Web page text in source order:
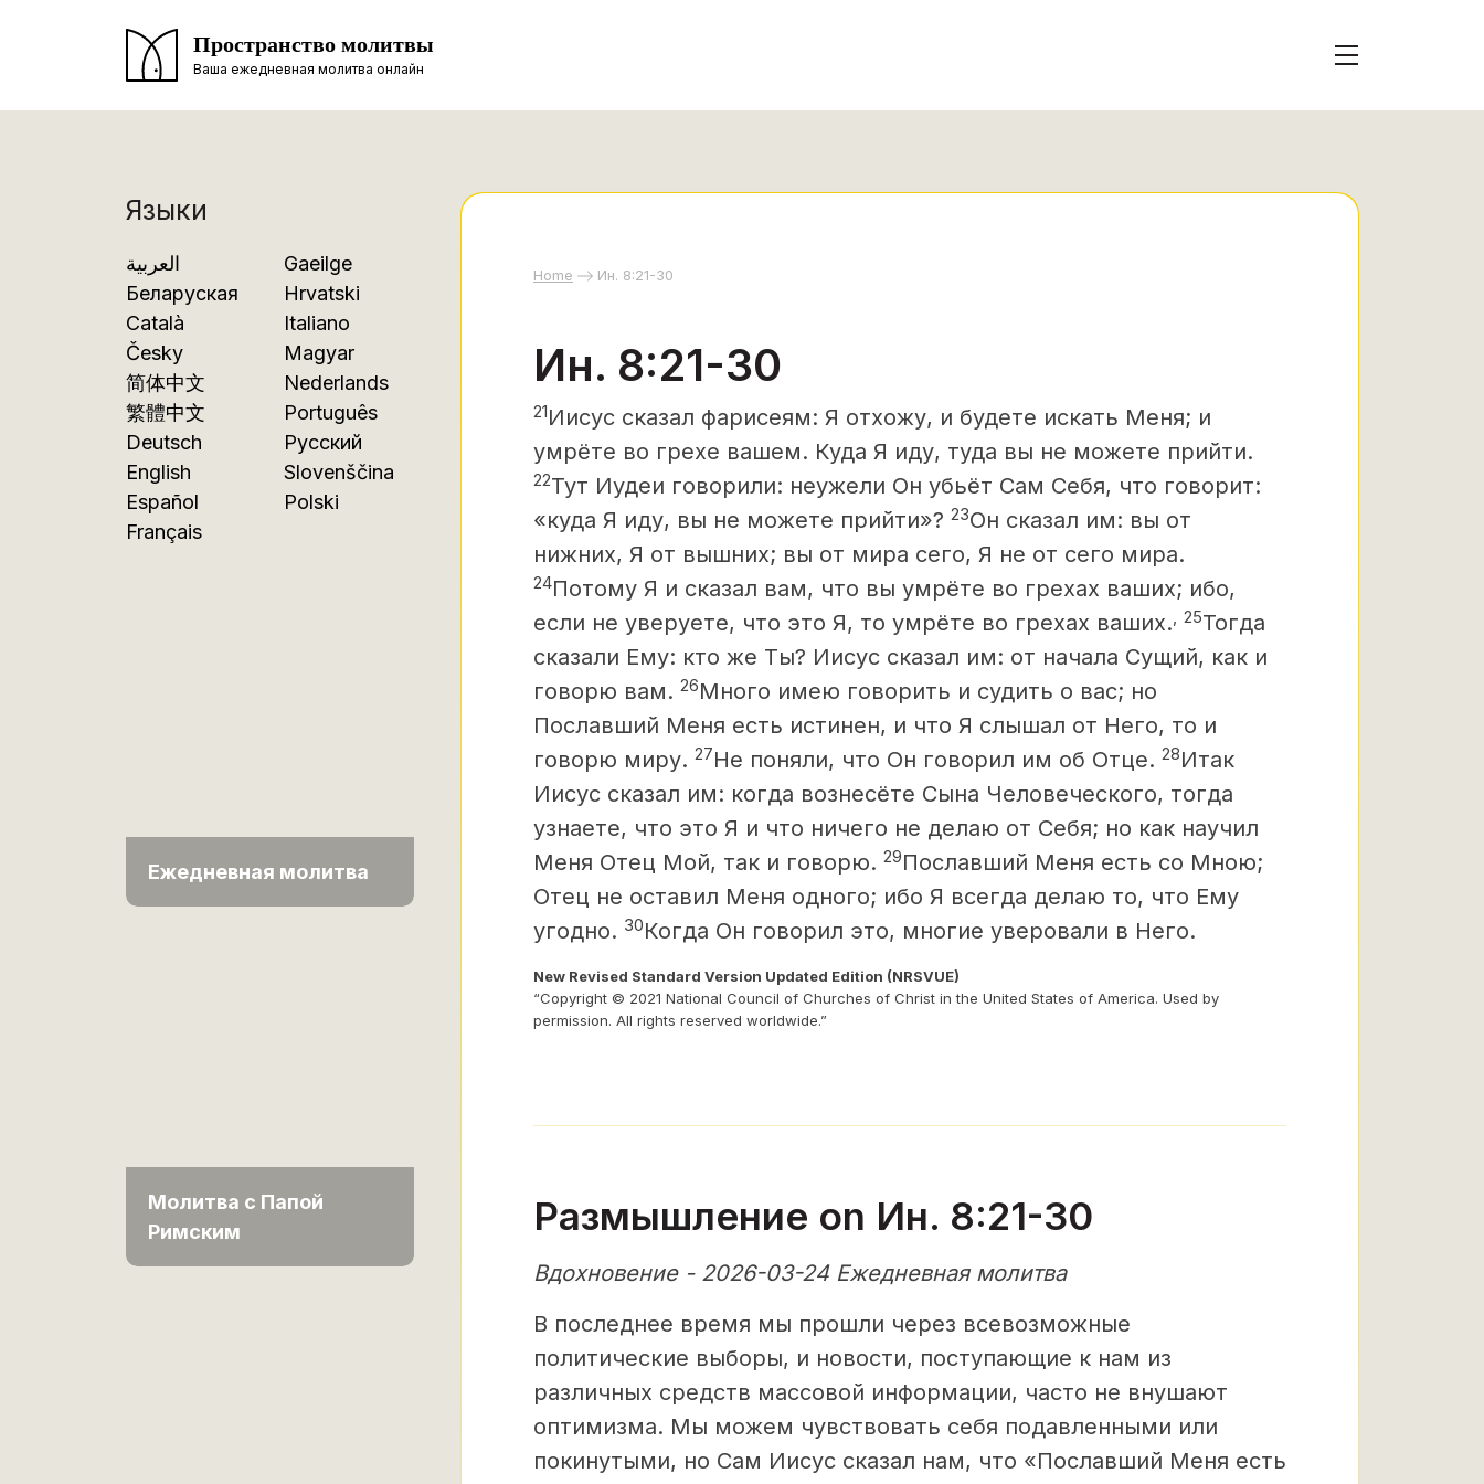
Пространство молитвы
Ваша ежедневная молитва онлайн
Языки
العربية
Беларуская
Català
Česky
简体中文
繁體中文
Deutsch
English
Español
Français
Gaeilge
Hrvatski
Italiano
Magyar
Nederlands
Português
Русский
Slovenščina
Polski
Ежедневная молитва
Молитва с Папой
Римским
Home Ин. 8:21-30
Ин. 8:21-30
21Иисус сказал фарисеям: Я отхожу, и будете искать Меня; и
умрёте во грехе вашем. Куда Я иду, туда вы не можете прийти.
22Тут Иудеи говорили: неужели Он убьёт Сам Себя, что говорит:
«куда Я иду, вы не можете прийти»? 23Он сказал им: вы от
нижних, Я от вышних; вы от мира сего, Я не от сего мира.
24Потому Я и сказал вам, что вы умрёте во грехах ваших; ибо,
если не уверуете, что это Я, то умрёте во грехах ваших. 25Тогда
сказали Ему: кто же Ты? Иисус сказал им: от начала Сущий, как и
говорю вам. 26Много имею говорить и судить о вас; но
Пославший Меня есть истинен, и что Я слышал от Него, то и
говорю миру. 27Не поняли, что Он говорил им об Отце. 28Итак
Иисус сказал им: когда вознесёте Сына Человеческого, тогда
узнаете, что это Я и что ничего не делаю от Себя; но как научил
Меня Отец Мой, так и говорю. 29Пославший Меня есть со Мною;
Отец не оставил Меня одного; ибо Я всегда делаю то, что Ему
угодно. 30Когда Он говорил это, многие уверовали в Него.
New Revised Standard Version Updated Edition (NRSVUE)
“Copyright © 2021 National Council of Churches of Christ in the United States of America. Used by
permission. All rights reserved worldwide.”
Размышление on Ин. 8:21-30
Вдохновение - 2026-03-24 Ежедневная молитва
В последнее время мы прошли через всевозможные
политические выборы, и новости, поступающие к нам из
различных средств массовой информации, часто не внушают
оптимизма. Мы можем чувствовать себя подавленными или
покинутыми, но Сам Иисус сказал нам, что «Пославший Меня есть